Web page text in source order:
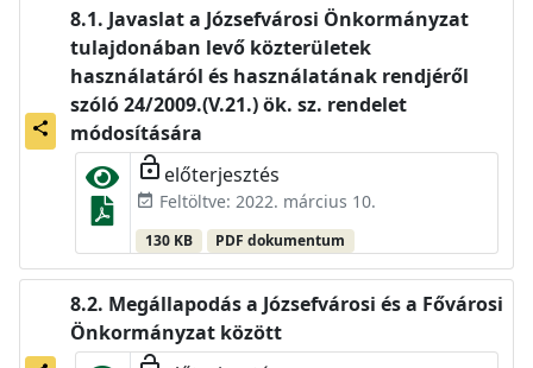
share
Javaslat a Józsefvárosi Önkormányzat
tulajdonában levő közterületek
használatáról és használatának rendjéről
szóló 24/2009.(V.21.) ök. sz. rendelet
módosítására
lock_open előterjesztés
event_available Feltöltve: 2022. március 10.
130 KB PDF dokumentum
Megállapodás a Józsefvárosi és a Fővárosi
Önkormányzat között